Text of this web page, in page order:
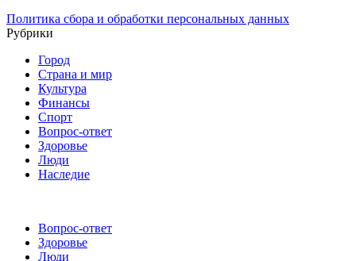
Политика сбора и обработки персональных данных
Рубрики
Город
Страна и мир
Культура
Финансы
Спорт
Вопрос-ответ
Здоровье
Люди
Наследие
Вопрос-ответ
Здоровье
Люди